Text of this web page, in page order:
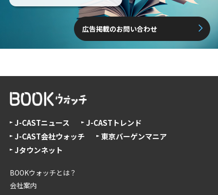
広告掲載のお問い合わせ
J-CASTニュース
J-CASTトレンド
J-CAST会社ウォッチ
東京バーゲンマニア
Jタウンネット
BOOKウォッチとは？
会社案内